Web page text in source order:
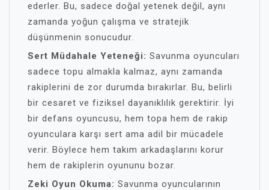
ederler. Bu, sadece doğal yetenek değil, aynı
zamanda yoğun çalışma ve stratejik
düşünmenin sonucudur.
Sert Müdahale Yeteneği: Savunma oyuncuları
sadece topu almakla kalmaz, aynı zamanda
rakiplerini de zor durumda bırakırlar. Bu, belirli
bir cesaret ve fiziksel dayanıklılık gerektirir. İyi
bir defans oyuncusu, hem topa hem de rakip
oyunculara karşı sert ama adil bir mücadele
verir. Böylece hem takım arkadaşlarını korur
hem de rakiplerin oyununu bozar.
Zeki Oyun Okuma: Savunma oyuncularının